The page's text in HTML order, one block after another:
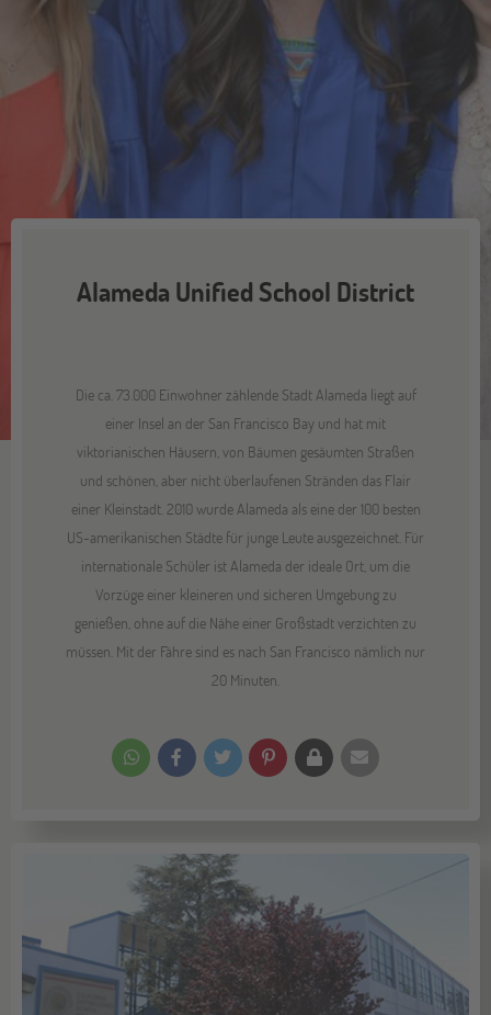
Alameda Unified School District
Die ca. 73.000 Einwohner zählende Stadt Alameda liegt auf
einer Insel an der San Francisco Bay und hat mit
viktorianischen Häusern, von Bäumen gesäumten Straßen
und schönen, aber nicht überlaufenen Stränden das Flair
einer Kleinstadt. 2010 wurde Alameda als eine der 100 besten
US-amerikanischen Städte für junge Leute ausgezeichnet. Für
internationale Schüler ist Alameda der ideale Ort, um die
Vorzüge einer kleineren und sicheren Umgebung zu
genießen, ohne auf die Nähe einer Großstadt verzichten zu
müssen. Mit der Fähre sind es nach San Francisco nämlich nur
20 Minuten.